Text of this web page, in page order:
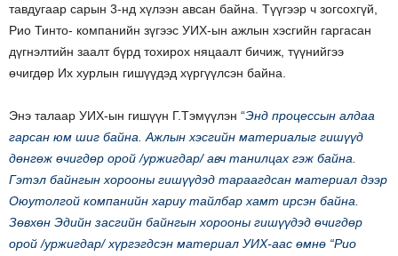
тавдугаар сарын 3-нд хүлээн авсан байна. Түүгээр ч зогсохгүй,
Рио Тинто- компанийн зүгээс УИХ-ын ажлын хэсгийн гаргасан
дүгнэлтийн заалт бүрд тохирох няцаалт бичиж, түүнийгээ
өчигдөр Их хурлын гишүүдэд хүргүүлсэн байна.
Энэ талаар УИХ-ын гишүүн Г.Тэмүүлэн “Энд процессын алдаа
гарсан юм шиг байна. Ажлын хэсгийн материалыг гишүүд
дөнгөж өчигдөр орой /уржигдар/ авч танилцах гэж байна.
Гэтэл байнгын хорооны гишүүдэд тараагдсан материал дээр
Оюутолгой компанийн хариу тайлбар хамт ирсэн байна.
Зөвхөн Эдийн засгийн байнгын хорооны гишүүдэд өчигдөр
орой /уржигдар/ хүргэгдсэн материал УИХ-аас өмнө “Рио